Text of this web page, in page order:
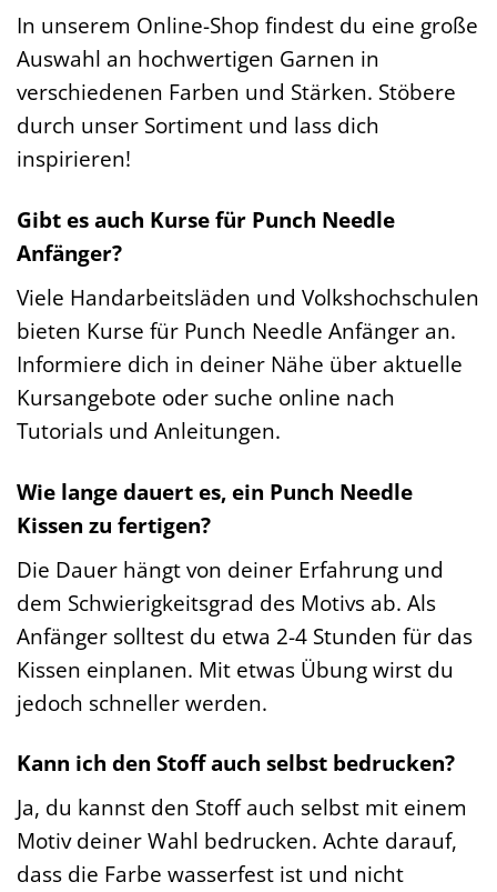
In unserem Online-Shop findest du eine große
Auswahl an hochwertigen Garnen in
verschiedenen Farben und Stärken. Stöbere
durch unser Sortiment und lass dich
inspirieren!
Gibt es auch Kurse für Punch Needle
Anfänger?
Viele Handarbeitsläden und Volkshochschulen
bieten Kurse für Punch Needle Anfänger an.
Informiere dich in deiner Nähe über aktuelle
Kursangebote oder suche online nach
Tutorials und Anleitungen.
Wie lange dauert es, ein Punch Needle
Kissen zu fertigen?
Die Dauer hängt von deiner Erfahrung und
dem Schwierigkeitsgrad des Motivs ab. Als
Anfänger solltest du etwa 2-4 Stunden für das
Kissen einplanen. Mit etwas Übung wirst du
jedoch schneller werden.
Kann ich den Stoff auch selbst bedrucken?
Ja, du kannst den Stoff auch selbst mit einem
Motiv deiner Wahl bedrucken. Achte darauf,
dass die Farbe wasserfest ist und nicht